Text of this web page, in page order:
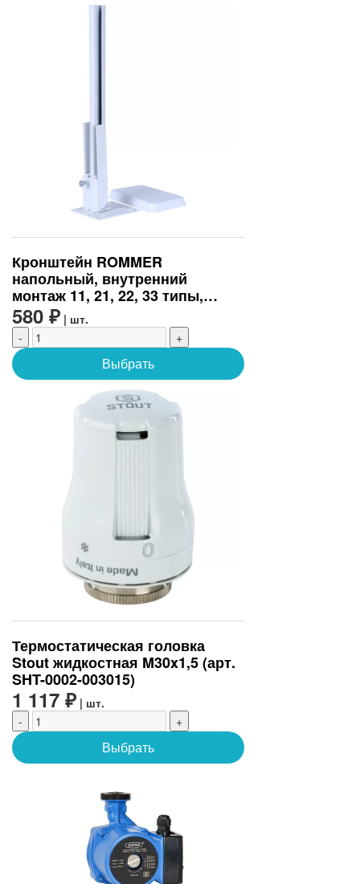
Кронштейн ROMMER
напольный, внутренний
монтаж 11, 21, 22, 33 типы,
высоты 200, 300, 500 (RRA-0102-
300500)
580 ₽ | шт.
-
+
Выбрать
Термостатическая головка
Stout жидкостная M30x1,5 (арт.
SHT-0002-003015)
1 117 ₽ | шт.
-
+
Выбрать